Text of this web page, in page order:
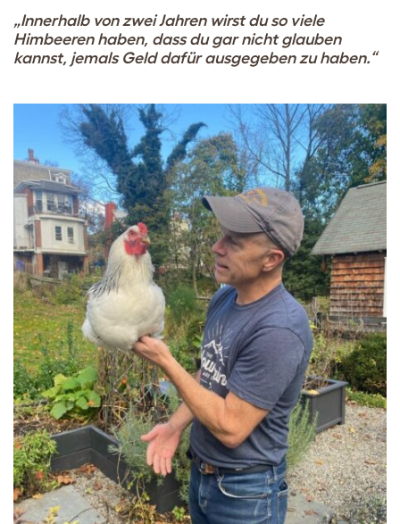
„Innerhalb von zwei Jahren wirst du so viele
Himbeeren haben, dass du gar nicht glauben
kannst, jemals Geld dafür ausgegeben zu haben.“